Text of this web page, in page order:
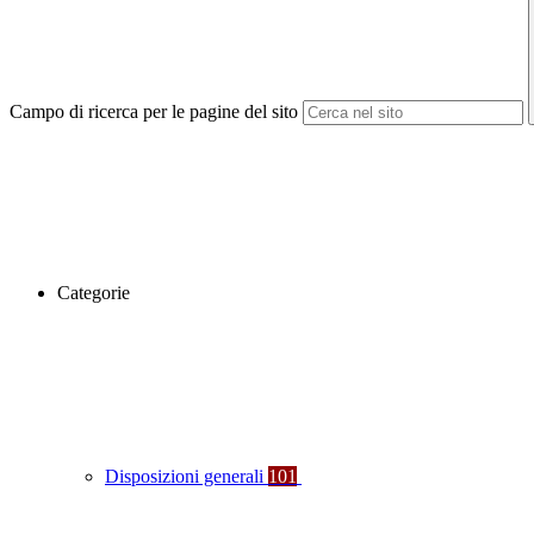
Campo di ricerca per le pagine del sito
Categorie
Disposizioni generali 101